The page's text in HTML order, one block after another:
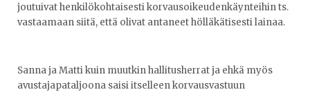
joutuivat henkilökohtaisesti korvausoikeudenkäynteihin ts.
vastaamaan siitä, että olivat antaneet hölläkätisesti lainaa.
Sanna ja Matti kuin muutkin hallitusherrat ja ehkä myös
avustajapataljoona saisi itselleen korvausvastuun